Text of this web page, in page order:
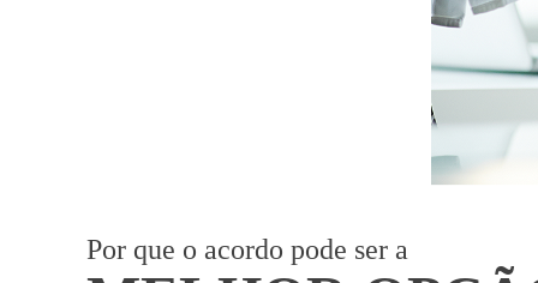
Por que o acordo pode ser a